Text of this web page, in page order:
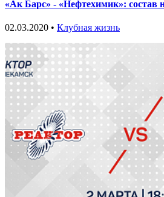
«Ак Барс» - «Нефтехимик»: состав
02.03.2020 • Клубная жизнь